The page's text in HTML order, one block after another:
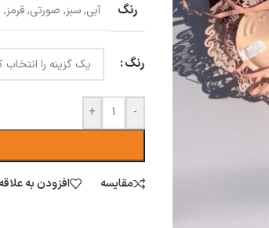
رنگ آبی,سبز, صورتی,قرمز,
رنگ
-
+
مقایسه افزودن به